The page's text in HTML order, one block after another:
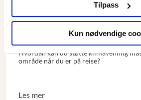
Tilpass
Kun nødvendige
Hvordan kan du støtte klimavennlig
område når du er på reise?
Les mer